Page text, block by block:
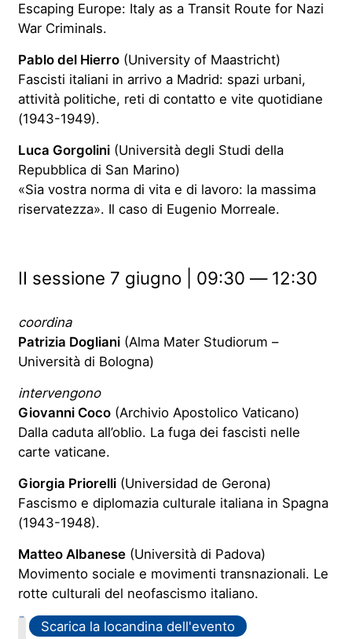
Escaping Europe: Italy as a Transit Route for Nazi
War Criminals.
Pablo del Hierro(University of Maastricht)
Fascisti italiani in arrivo a Madrid: spazi urbani,
attività politiche, reti di contatto e vite quotidiane
(1943-1949).
Luca Gorgolini(Università degli Studi della
Repubblica di San Marino)
«Sia vostra norma di vita e di lavoro: la massima
riservatezza». Il caso di Eugenio Morreale.
II sessione 7 giugno | 09:30 ― 12:30
coordina
Patrizia Dogliani(Alma Mater Studiorum –
Università di Bologna)
intervengono
Giovanni Coco(Archivio Apostolico Vaticano)
Dalla caduta all’oblio. La fuga dei fascisti nelle
carte vaticane.
Giorgia Priorelli(Universidad de Gerona)
Fascismo e diplomazia culturale italiana in Spagna
(1943-1948).
Matteo Albanese(Università di Padova)
Movimento sociale e movimenti transnazionali. Le
rotte culturali del neofascismo italiano.
PDF
Scarica la locandina dell'evento